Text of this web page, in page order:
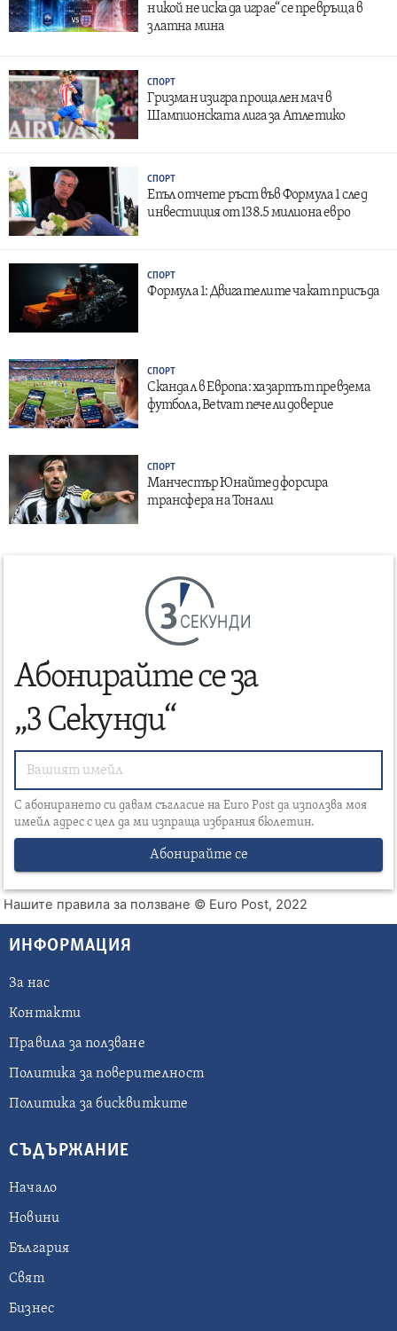
никой не иска да играе“ се превръща в
златна мина
СПОРТ
Гризман изигра прощален мач в
Шампионската лига за Атлетико
СПОРТ
Епъл отчете ръст във Формула 1 след
инвестиция от 138.5 милиона евро
СПОРТ
Формула 1: Двигателите чакат присъда
СПОРТ
Скандал в Европа: хазартът превзема
футбола, Betvam печели доверие
СПОРТ
Манчестър Юнайтед форсира
трансфера на Тонали
СЕКУНДИ
Абонирайте се за
„3 Секунди“
С абонирането си давам съгласие на Euro Post да използва моя
имейл адрес с цел да ми изпраща избрания бюлетин.
Абонирайте се
Нашите правила за ползване © Euro Post, 2022
ИНФОРМАЦИЯ
За нас
Контакти
Правила за ползване
Политика за поверителност
Политика за бисквитките
СЪДЪРЖАНИЕ
Начало
Новини
България
Свят
Бизнес